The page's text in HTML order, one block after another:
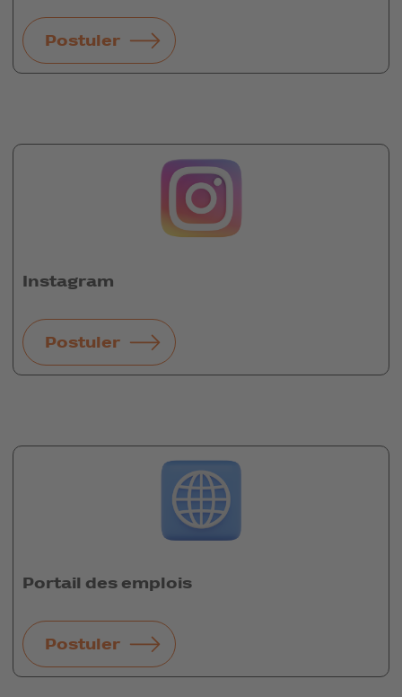
Postuler
Instagram
Postuler
Portail des emplois
Postuler